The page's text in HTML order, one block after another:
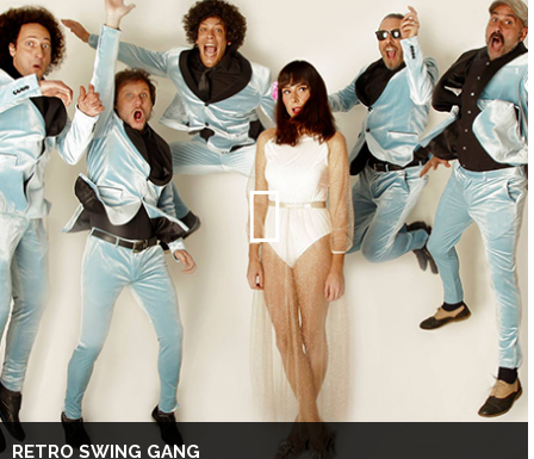
RETRO SWING GANG